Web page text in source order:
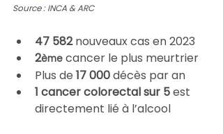
Source : INCA & ARC
47 582 nouveaux cas en 2023
2ème cancer le plus meurtrier
Plus de 17 000 décès par an
1 cancer colorectal sur 5 est
directement lié à l’alcool